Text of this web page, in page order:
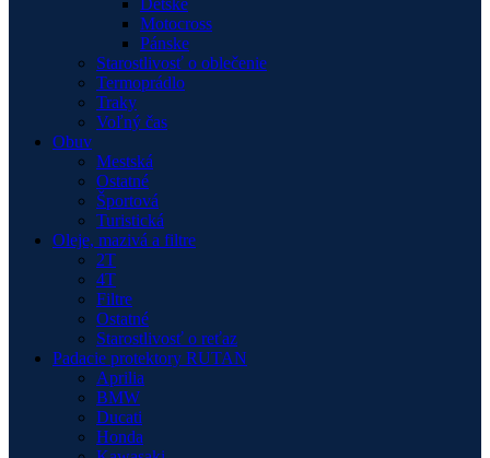
Detské
Motocross
Pánske
Starostlivosť o oblečenie
Termoprádlo
Traky
Voľný čas
Obuv
Mestská
Ostatné
Športová
Turistická
Oleje, mazivá a filtre
2T
4T
Filtre
Ostatné
Starostlivosť o reťaz
Padacie protektory RUTAN
Aprilia
BMW
Ducati
Honda